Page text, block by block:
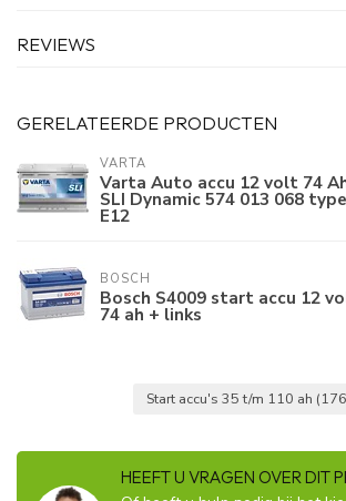
REVIEWS
GERELATEERDE PRODUCTEN
VARTA
Varta Auto accu 12 volt 74
SLI Dynamic 574 013 068 type
E12
BOSCH
Bosch S4009 start accu 12
74 ah + links
Start accu's 35 t/m 110 ah
HEEFT U VRAGEN OVER DIT